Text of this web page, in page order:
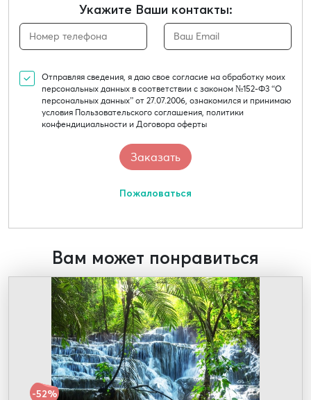
Укажите Ваши контакты:
Отправляя сведения, я даю свое согласие на обработку моих
персональных данных в соответствии с законом №152-Ф3 “О
персональных данных” от 27.07.2006, ознакомился и принимаю
условия Пользовательского соглашения, политики
конфендициальности и Договора оферты
Пожаловаться
Вам может понравиться
-52%